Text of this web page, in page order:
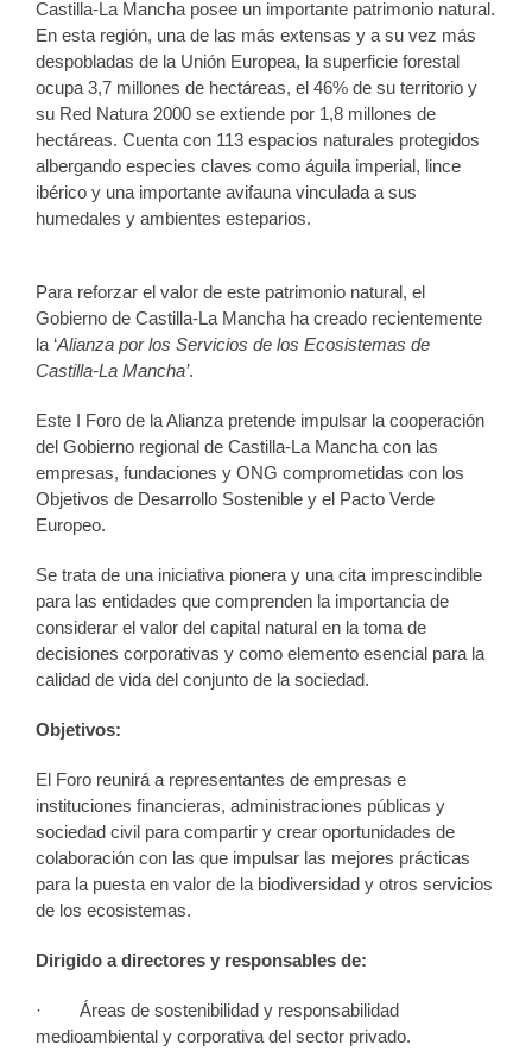
Castilla-La Mancha posee un importante patrimonio natural.
En esta región, una de las más extensas y a su vez más
despobladas de la Unión Europea, la superficie forestal
ocupa 3,7 millones de hectáreas, el 46% de su territorio y
su Red Natura 2000 se extiende por 1,8 millones de
hectáreas. Cuenta con 113 espacios naturales protegidos
albergando especies claves como águila imperial, lince
ibérico y una importante avifauna vinculada a sus
humedales y ambientes esteparios.
Para reforzar el valor de este patrimonio natural, el
Gobierno de Castilla-La Mancha ha creado recientemente
la ‘Alianza por los Servicios de los Ecosistemas de
Castilla-La Mancha’.
Este I Foro de la Alianza pretende impulsar la cooperación
del Gobierno regional de Castilla-La Mancha con las
empresas, fundaciones y ONG comprometidas con los
Objetivos de Desarrollo Sostenible y el Pacto Verde
Europeo.
Se trata de una iniciativa pionera y una cita imprescindible
para las entidades que comprenden la importancia de
considerar el valor del capital natural en la toma de
decisiones corporativas y como elemento esencial para la
calidad de vida del conjunto de la sociedad.
Objetivos:
El Foro reunirá a representantes de empresas e
instituciones financieras, administraciones públicas y
sociedad civil para compartir y crear oportunidades de
colaboración con las que impulsar las mejores prácticas
para la puesta en valor de la biodiversidad y otros servicios
de los ecosistemas.
Dirigido a directores y responsables de:
· Áreas de sostenibilidad y responsabilidad
medioambiental y corporativa del sector privado.